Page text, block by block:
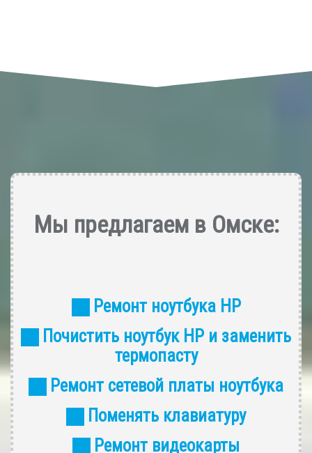
Мы предлагаем в Омске:
Ремонт ноутбука HP
Почистить ноутбук HP и заменить
термопасту
Ремонт сетевой платы ноутбука
Поменять клавиатуру
Ремонт видеокарты